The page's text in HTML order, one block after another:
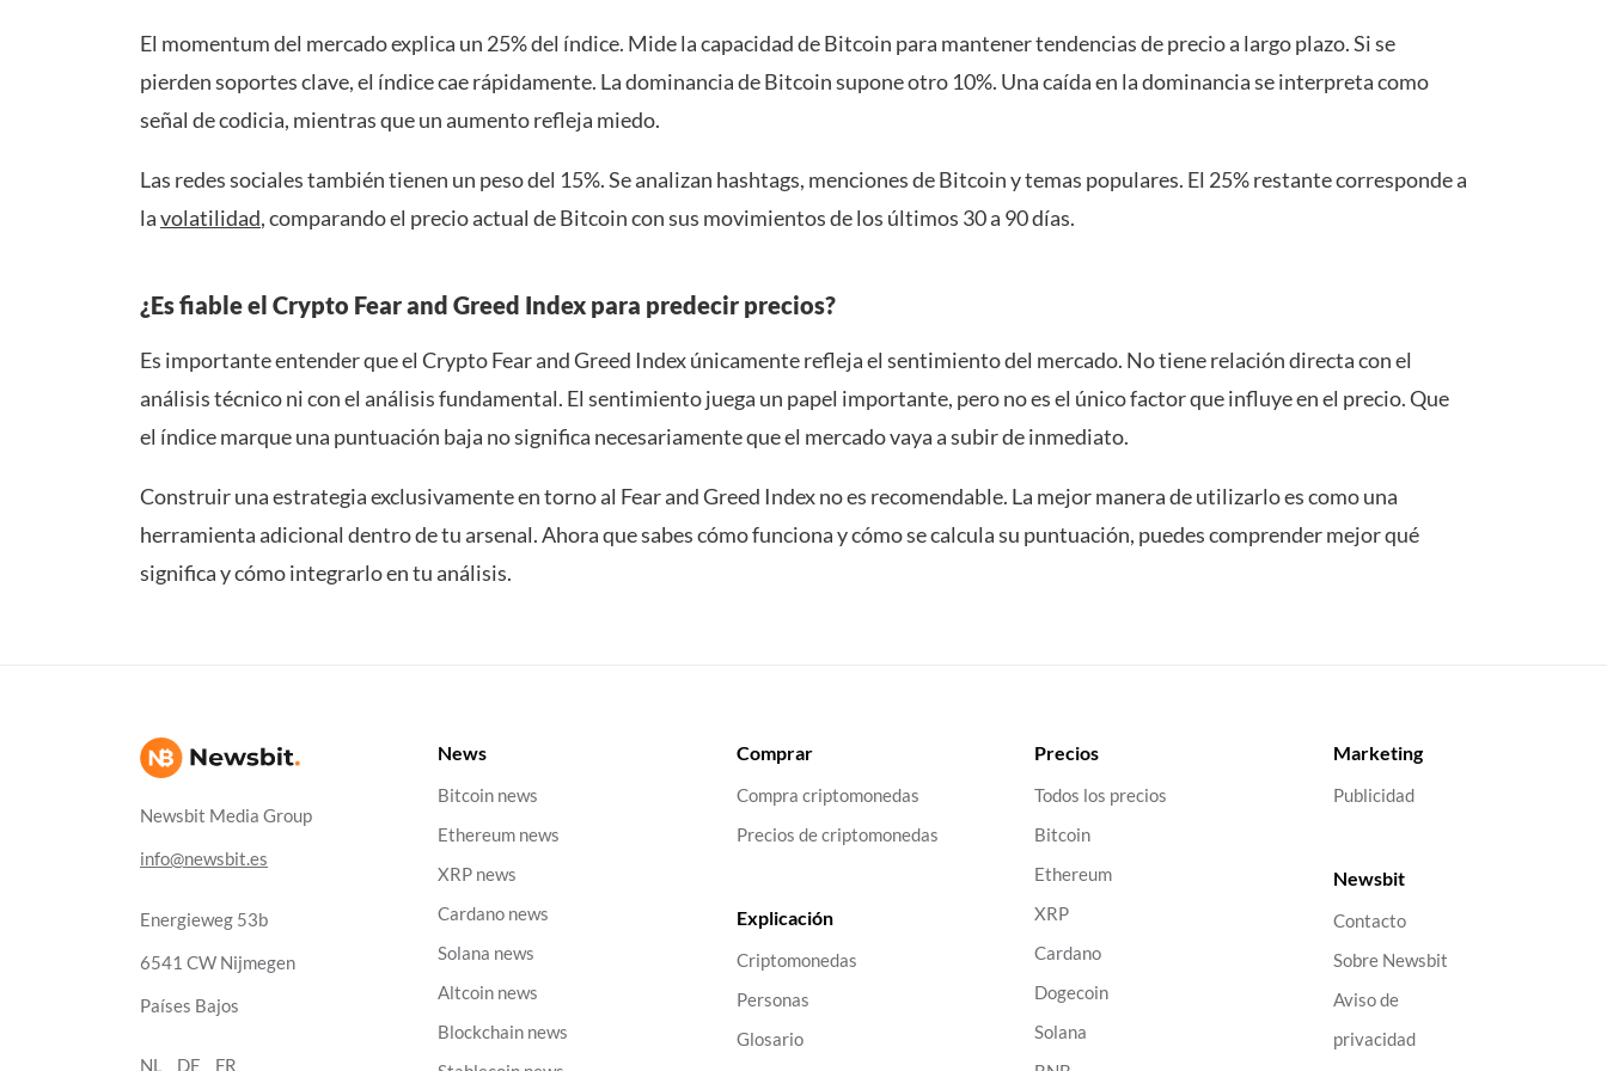
El momentum del mercado explica un 25% del índice. Mide la capacidad de Bitcoin para mantener tendencias de precio a largo plazo. Si se
pierden soportes clave, el índice cae rápidamente. La dominancia de Bitcoin supone otro 10%. Una caída en la dominancia se interpreta como
señal de codicia, mientras que un aumento refleja miedo.
Las redes sociales también tienen un peso del 15%. Se analizan hashtags, menciones de Bitcoin y temas populares. El 25% restante corresponde a
lavolatilidad, comparando el precio actual de Bitcoin con sus movimientos de los últimos 30 a 90 días.
¿Es fiable el Crypto Fear and Greed Index para predecir precios?
Es importante entender que el Crypto Fear and Greed Index únicamente refleja el sentimiento del mercado. No tiene relación directa con el
análisis técnico ni con el análisis fundamental. El sentimiento juega un papel importante, pero no es el único factor que influye en el precio. Que
el índice marque una puntuación baja no significa necesariamente que el mercado vaya a subir de inmediato.
Construir una estrategia exclusivamente en torno al Fear and Greed Index no es recomendable. La mejor manera de utilizarlo es como una
herramienta adicional dentro de tu arsenal. Ahora que sabes cómo funciona y cómo se calcula su puntuación, puedes comprender mejor qué
significa y cómo integrarlo en tu análisis.
Newsbit Media Group
info@newsbit.es
Energieweg 53b
6541 CW Nijmegen
Países Bajos
NL DE FR
News
Bitcoin news
Ethereum news
XRP news
Cardano news
Solana news
Altcoin news
Blockchain news
Comprar
Compra criptomonedas
Precios de criptomonedas
Explicación
Criptomonedas
Personas
Glosario
Precios
Todos los precios
Bitcoin
Ethereum
XRP
Cardano
Dogecoin
Solana
Marketing
Publicidad
Newsbit
Contacto
Sobre Newsbit
Aviso de
privacidad